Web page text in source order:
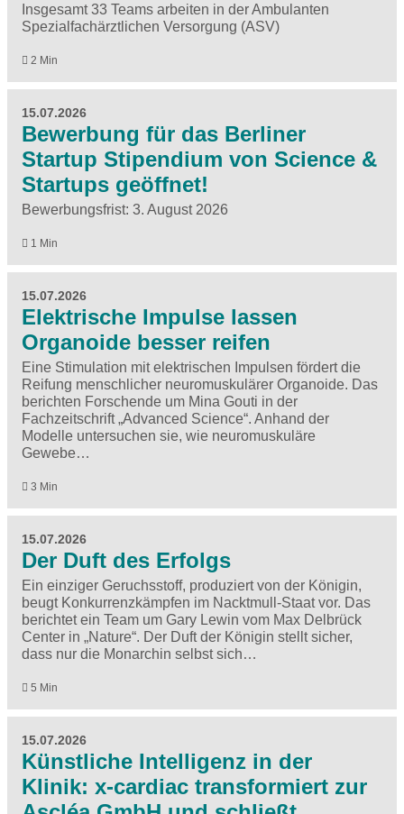
Insgesamt 33 Teams arbeiten in der Ambulanten
Spezialfachärztlichen Versorgung (ASV)
2 Min
15.07.2026
Bewerbung für das Berliner
Startup Stipendium von Science &
Startups geöffnet!
Bewerbungsfrist: 3. August 2026
1 Min
15.07.2026
Elektrische Impulse lassen
Organoide besser reifen
Eine Stimulation mit elektrischen Impulsen fördert die
Reifung menschlicher neuromuskulärer Organoide. Das
berichten Forschende um Mina Gouti in der
Fachzeitschrift ​„Advanced Science“. Anhand der
Modelle untersuchen sie, wie neuromuskuläre
Gewebe…
3 Min
15.07.2026
Der Duft des Erfolgs
Ein einziger Geruchsstoff, produziert von der Königin,
beugt Konkurrenzkämpfen im Nacktmull-Staat vor. Das
berichtet ein Team um Gary Lewin vom Max Delbrück
Center in ​„Nature“. Der Duft der Königin stellt sicher,
dass nur die Monarchin selbst sich…
5 Min
15.07.2026
Künstliche Intelligenz in der
Klinik: x-cardiac transformiert zur